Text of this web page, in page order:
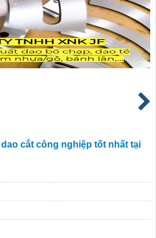
cắt công nghiệp tốt nhất tại